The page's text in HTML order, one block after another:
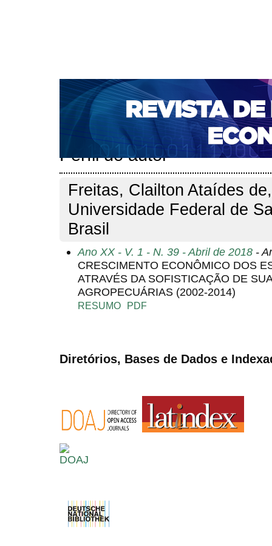
CAPA SOBRE ACESSO CADASTRO
NOTÍCIAS
PORTAL DE REVISTAS DA UNIFACS
BASES DE DADOS E INDEXADORES
Capa Pesquisa >Perfil do autor
Perfil do autor
Freitas, Clailton Ataídes de,
Universidade Federal de
Brasil
Ano XX - V. 1 - N. 39 - Abril de 2018 -
CRESCIMENTO ECONÔMICO DOS
ATRAVÉS DA SOFISTICAÇÃO DE
AGROPECUÁRIAS (2002-2014)
RESUMO PDF
Diretórios, Bases de Dados e